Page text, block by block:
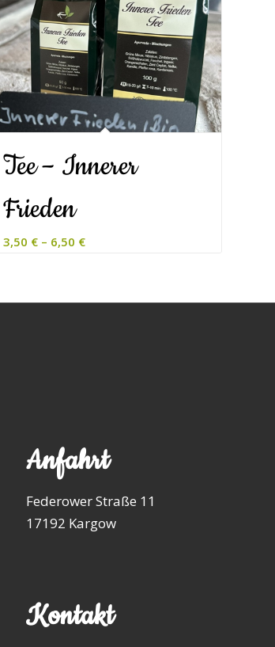
Tee – Innerer
Frieden
3,50 €– 6,50 €
Anfahrt
Federower Straße 11
17192 Kargow
Kontakt